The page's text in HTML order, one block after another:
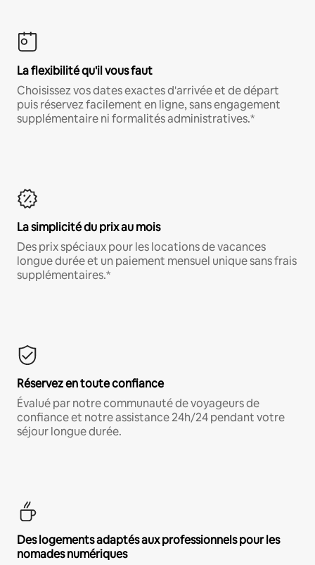
La flexibilité qu'il vous faut
Choisissez vos dates exactes d'arrivée et de départ
puis réservez facilement en ligne, sans engagement
supplémentaire ni formalités administratives.*
La simplicité du prix au mois
Des prix spéciaux pour les locations de vacances
longue durée et un paiement mensuel unique sans frais
supplémentaires.*
Réservez en toute confiance
Évalué par notre communauté de voyageurs de
confiance et notre assistance 24h/24 pendant votre
séjour longue durée.
Des logements adaptés aux professionnels pour les
nomades numériques